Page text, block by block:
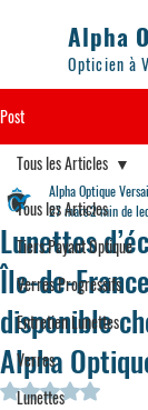
Alpha
Opticien à
Post
Tous les Articles
Tiers Payant Optique
Verres Progressifs
Entretien Lunettes
Verres
Lunettes
Tous les Articles
Lunettes
Île-de-
disponible
Alpha
Alpha Optique
27 mars2 min de
Noté NaN étoiles